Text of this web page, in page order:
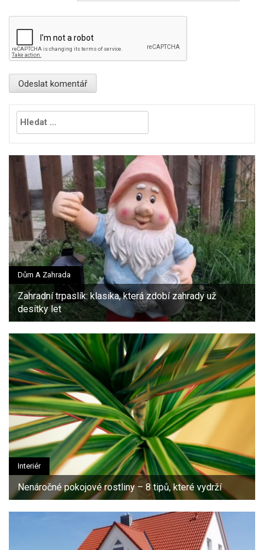
Vyhledávání
Dům A Zahrada
Zahradní trpaslík: klasika, která zdobí zahrady už
desítky let
Interiér
Nenáročné pokojové rostliny – 8 tipů, které vydrží